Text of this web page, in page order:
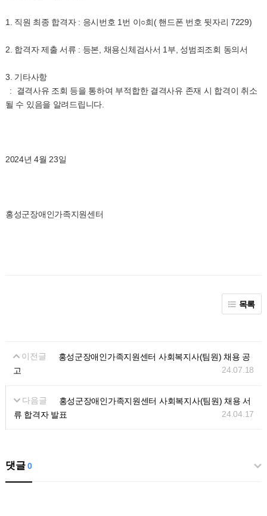
1. 직원 최종 합격자 : 응시번호 1번 이○희( 핸드폰 번호 뒷자리 7229)
2. 합격자 제출 서류 : 등본, 채용신체검사서 1부, 성범죄조회 동의서
3. 기타사항
: 결격사유 조회 등을 통하여 부적합한 결격사유 존재 시 합격이 취소
될 수 있음을 알려드립니다.
2024년 4월 23일
홍성군장애인가족지원센터
목록
이전글
홍성군장애인가족지원센터 사회복지사(팀원) 채용 공
고
24.07.18
다음글
홍성군장애인가족지원센터 사회복지사(팀원) 채용 서
류 합격자 발표
24.04.17
댓글0